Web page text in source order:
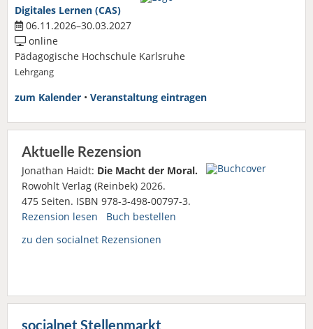
Digitales Lernen (CAS)
06.11.2026–30.03.2027
online
Pädagogische Hochschule Karlsruhe
Lehrgang
zum Kalender • Veranstaltung eintragen
Aktuelle Rezension
Jonathan Haidt: Die Macht der Moral.
Rowohlt Verlag (Reinbek) 2026.
475 Seiten. ISBN 978-3-498-00797-3.
Rezension lesen
Buch bestellen
zu den socialnet Rezensionen
socialnet Stellenmarkt